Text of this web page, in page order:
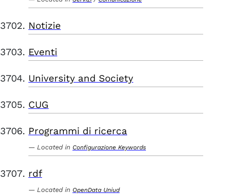
Notizie
Eventi
University and Society
CUG
Programmi di ricerca
Located in Configurazione Keywords
rdf
Located in OpenData Uniud